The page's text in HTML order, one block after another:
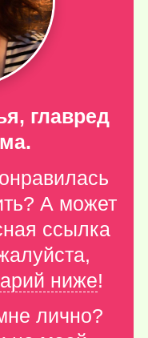
главред
А может
ссылка
ниже!
лично?